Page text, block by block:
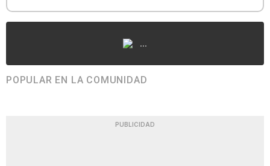
...
POPULAR EN LA COMUNIDAD
PUBLICIDAD